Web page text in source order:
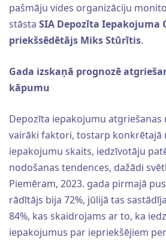
pašmāju vides organizāciju
stāsta SIA Depozīta Iepakojuma
priekšsēdētājs Miks Stūrītis.
Gada izskaņā prognozē
kāpumu
Depozīta iepakojumu
vairāki faktori, tostarp konkrētajā
iepakojumu skaits, iedzīvotāju
nodošanas tendences, dažādi
Piemēram, 2023. gada pirmajā
rādītājs bija 72%, jūlijā tas
84%, kas skaidrojams ar to, ka
iepakojumus par iepriekšējiem